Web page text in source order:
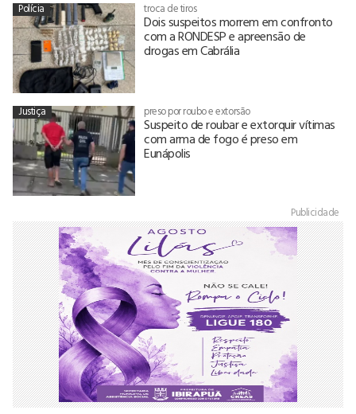
Polícia troca de tiros
Dois suspeitos morrem em confronto
com a RONDESP e apreensão de
drogas em Cabrália
Justiça preso por roubo e extorsão
Suspeito de roubar e extorquir vítimas
com arma de fogo é preso em
Eunápolis
Publicidade